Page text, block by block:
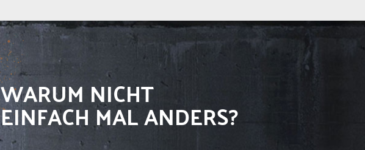
WARUM NICHT
EINFACH MAL ANDERS?